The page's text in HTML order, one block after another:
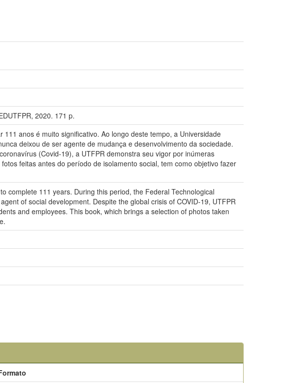
2020. 171 p.
anos é muito significativo. Ao longo deste tempo, a Universidade
deixou de ser agente de mudança e desenvolvimento da sociedade.
(Covid-19), a UTFPR demonstra seu vigor por inúmeras
feitas antes do período de isolamento social, tem como objetivo fazer
complete 111 years. During this period, the Federal Technological
of social development. Despite the global crisis of COVID-19, UTFPR
and employees. This book, which brings a selection of photos taken